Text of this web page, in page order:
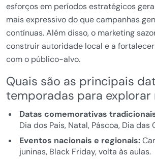
esforços em períodos estratégicos
mais expressivo do que campanhas
contínuas. Além disso, o marketing
construir autoridade local e a
com o público-alvo.
Quais são as principais
temporadas para explorar
Datas comemorativas
Dia dos Pais, Natal, Páscoa, Dia das
Eventos nacionais e regionais:
juninas, Black Friday, volta às aulas.